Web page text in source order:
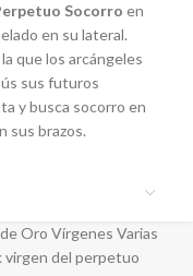
Socorro en
en su lateral.
que los arcángeles
sus futuros
y busca socorro en
sus brazos.
Oro Vírgenes Varias
virgen del perpetuo